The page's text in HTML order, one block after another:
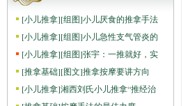
[小儿推拿][组图]小儿厌食的推拿手法
[小儿推拿][组图]小儿急性支气管炎的
[小儿推拿][组图]张宇：一推就好，实
[推拿基础][图文]推拿按摩要讲方向
[小儿推拿]湘西刘氏小儿推拿“推经治